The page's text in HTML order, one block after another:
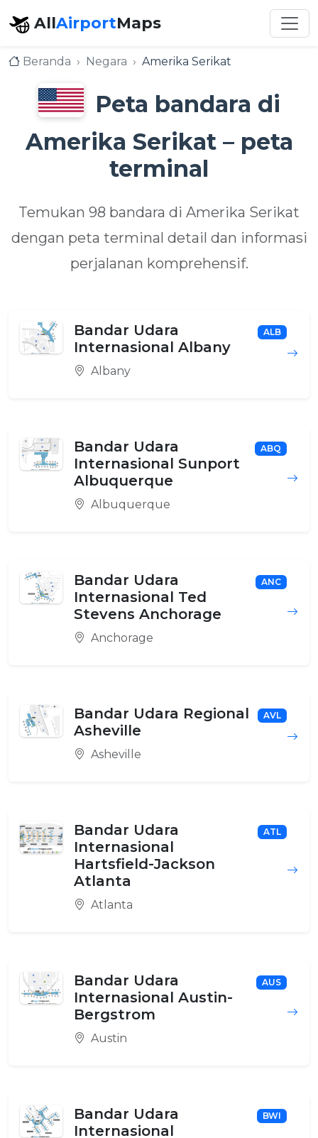
AllAirportMaps
Beranda Negara Amerika Serikat
Peta bandara di
Amerika Serikat – peta
terminal
Temukan 98 bandara di Amerika Serikat
dengan peta terminal detail dan informasi
perjalanan komprehensif.
Bandar Udara
Internasional Albany
ALB
Albany
Bandar Udara
Internasional Sunport
Albuquerque
ABQ
Albuquerque
Bandar Udara
Internasional Ted
Stevens Anchorage
ANC
Anchorage
Bandar Udara Regional
Asheville
AVL
Asheville
Bandar Udara
Internasional
Hartsfield-Jackson
Atlanta
ATL
Atlanta
Bandar Udara
Internasional Austin-
Bergstrom
AUS
Austin
Bandar Udara
Internasional
BWI